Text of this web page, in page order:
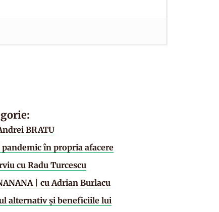
BRATU
în propria afacere
cu Radu Turcescu
| cu Adrian Burlacu
alternativ și beneficiile lui